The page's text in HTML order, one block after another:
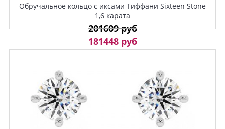
Обручальное кольцо с иксами Тиффани Sixteen Stone
1,6 карата
201609 руб
181448 руб